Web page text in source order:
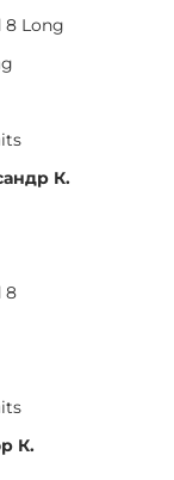
8 Long
К.
8
К.